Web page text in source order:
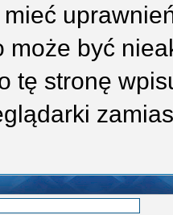
może być
tę stronę